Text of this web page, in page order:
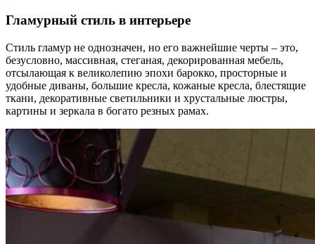
Гламурный стиль в интерьере
Стиль гламур не однозначен, но его важнейшие черты – это,
безусловно, массивная, стеганая, декорированная мебель,
отсылающая к великолепию эпохи барокко, просторные и
удобные диваны, большие кресла, кожаные кресла, блестящие
ткани, декоративные светильники и хрустальные люстры,
картины и зеркала в богато резных рамах.